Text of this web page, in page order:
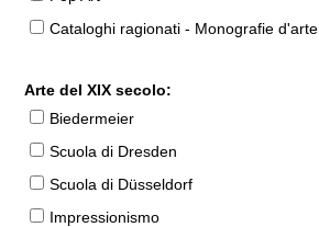
Cataloghi ragionati - Monografie d'arte
Arte del XIX secolo:
Biedermeier
Scuola di Dresden
Scuola di Düsseldorf
Impressionismo